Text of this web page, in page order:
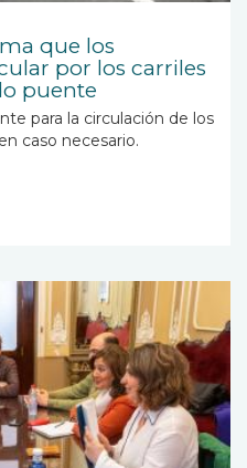
que los
por los carriles
puente
para la circulación de los
caso necesario.